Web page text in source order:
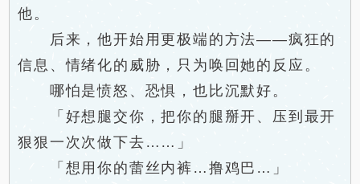
他。
后来，他开始用更极端的方法——疯狂的
信息、情绪化的威胁，只为唤回她的反应。
哪怕是愤怒、恐惧，也比沉默好。
「好想腿交你，把你的腿掰开、压到最开
狠狠一次次做下去……」
「想用你的蕾丝内裤…撸鸡巴…」